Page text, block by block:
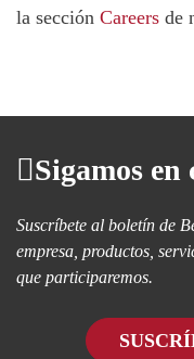
la sección Careers de
Sigamos en
Suscríbete al boletín de
empresa, productos,
que participaremos.